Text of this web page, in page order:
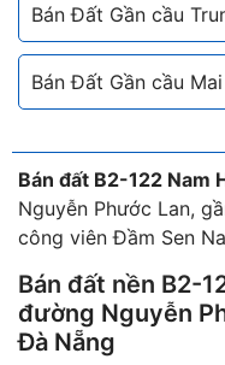
Bán Đất Gần cầu
Bán Đất Gần cầu
Bán đất B2-122 Nam
Nguyễn Phước Lan,
công viên Đầm Sen
Bán đất nền B2-
đường Nguyễn
Đà Nẵng